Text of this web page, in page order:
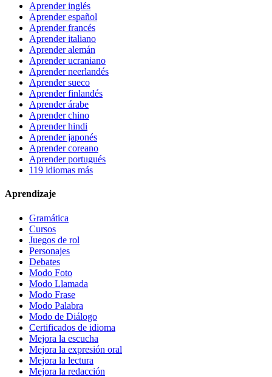
Aprender inglés
Aprender español
Aprender francés
Aprender italiano
Aprender alemán
Aprender ucraniano
Aprender neerlandés
Aprender sueco
Aprender finlandés
Aprender árabe
Aprender chino
Aprender hindi
Aprender japonés
Aprender coreano
Aprender portugués
119 idiomas más
Aprendizaje
Gramática
Cursos
Juegos de rol
Personajes
Debates
Modo Foto
Modo Llamada
Modo Frase
Modo Palabra
Modo de Diálogo
Certificados de idioma
Mejora la escucha
Mejora la expresión oral
Mejora la lectura
Mejora la redacción